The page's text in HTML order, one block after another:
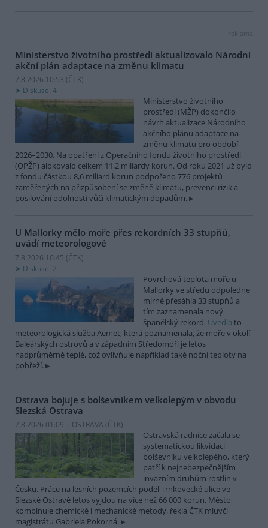
reklama
Ministerstvo životního prostředí aktualizovalo Národní
akční plán adaptace na změnu klimatu
7.8.2026 10:53 (ČTK)
Diskuse: 4
Ministerstvo životního
prostředí (MŽP) dokončilo
návrh aktualizace Národního
akčního plánu adaptace na
změnu klimatu pro období
2026–2030. Na opatření z Operačního fondu životního prostředí
(OPŽP) alokovalo celkem 11,2 miliardy korun. Od roku 2021 už bylo
z fondu částkou 8,6 miliard korun podpořeno 776 projektů
zaměřených na přizpůsobení se změně klimatu, prevenci rizik a
posilování odolnosti vůči klimatickým dopadům.
U Mallorky mělo moře přes rekordních 33 stupňů,
uvádí meteorologové
7.8.2026 10:45 (ČTK)
Diskuse: 2
Povrchová teplota moře u
Mallorky ve středu odpoledne
mírně přesáhla 33 stupňů a
tím zaznamenala nový
španělský rekord. Uvedla to
meteorologická služba Aemet, která poznamenala, že moře v okolí
Baleárských ostrovů a v západním Středomoří je letos
nadprůměrně teplé, což ovlivňuje například také noční teploty na
pobřeží.
Ostrava bojuje s bolševníkem velkolepým v obvodu
Slezská Ostrava
7.8.2026 01:09 | OSTRAVA (ČTK)
Ostravská radnice začala se
systematickou likvidací
bolševníku velkolepého, který
patří k nejnebezpečnějším
invazním druhům rostlin v
Česku. Práce na lesních pozemcích podél Trnkovecké ulice ve
Slezské Ostravě letos vyjdou na více než 66 000 korun. Město
kombinuje chemické i mechanické metody, řekla ČTK mluvčí
magistrátu Gabriela Pokorná.